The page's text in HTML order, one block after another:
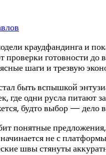
краудфандинга и
готовности до
шаги и трезвую
быть вспышкой
где одни русла питают
будто выбор — дело
понятные
не с
швы стянуты